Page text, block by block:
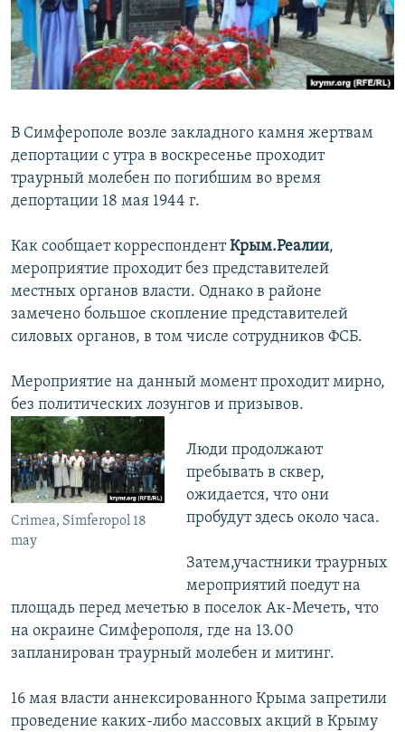
ПОБЕДИТЕЛЕЙ НЕ СУДЯТ?
КРЫМ.НЕПОКОРЕННЫЙ
ELIFBE
ПРИСОЕДИНЯЙТЕСЬ!
Все сайты RFE/RL
В Симферополе возле закладного камня жертвам
депортации с утра в воскресенье проходит
траурный молебен по погибшим во время
депортации 18 мая 1944 г.
Как сообщает корреспондентКрым.Реалии,
мероприятие проходит без представителей
местных органов власти. Однако в районе
замечено большое скопление представителей
силовых органов, в том числе сотрудников ФСБ.
Мероприятие на данный момент проходит мирно,
без политических лозунгов и призывов.
Crimea, Simferopol 18
may
Люди продолжают
пребывать в сквер,
ожидается, что они
пробудут здесь около часа.
Затем,участники траурных
мероприятий поедут на
площадь перед мечетью в поселок Ак-Мечеть, что
на окраине Симферополя, где на 13.00
запланирован траурный молебен и митинг.
16 мая власти аннексированного Крыма запретили
проведение каких-либо массовых акций в Крыму